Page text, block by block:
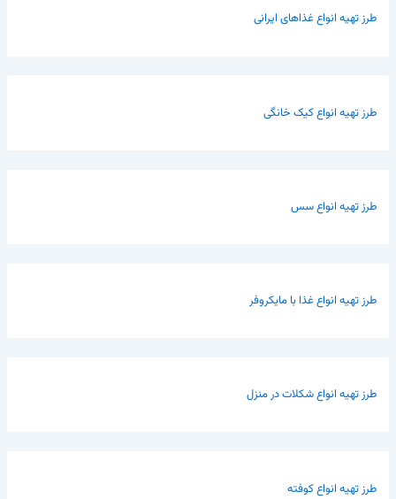
طرز تهیه انواع غذاهای ایرانی
طرز تهیه انواع کیک خانگی
طرز تهیه انواع سس
طرز تهیه انواع غذا با مایکروفر
طرز تهیه انواع شکلات در منزل
طرز تهیه انواع کوفته